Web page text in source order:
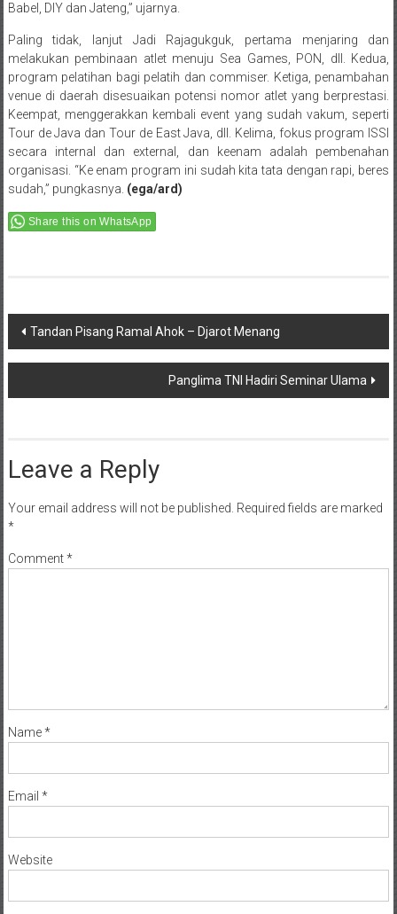
Babel, DIY dan Jateng,” ujarnya.
Paling tidak, lanjut Jadi Rajagukguk, pertama menjaring dan
melakukan pembinaan atlet menuju Sea Games, PON, dll. Kedua,
program pelatihan bagi pelatih dan commiser. Ketiga, penambahan
venue di daerah disesuaikan potensi nomor atlet yang berprestasi.
Keempat, menggerakkan kembali event yang sudah vakum, seperti
Tour de Java dan Tour de East Java, dll. Kelima, fokus program ISSI
secara internal dan external, dan keenam adalah pembenahan
organisasi. “Ke enam program ini sudah kita tata dengan rapi, beres
sudah,” pungkasnya. (ega/ard)
Share this on WhatsApp
Post
navigation
Tandan Pisang Ramal Ahok – Djarot Menang
Panglima TNI Hadiri Seminar Ulama
Leave a Reply
Your email address will not be published. Required fields are marked
*
Comment*
Name*
Email *
Website